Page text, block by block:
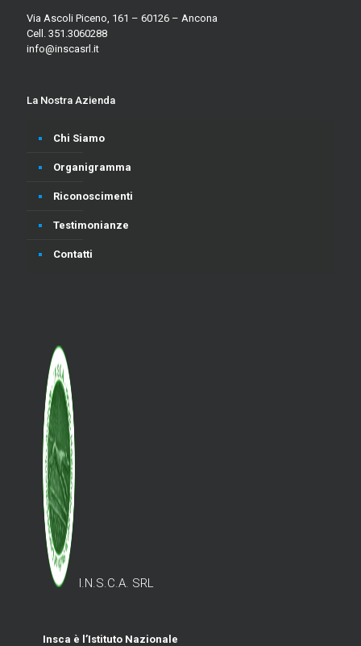
Via Ascoli Piceno, 161 – 60126 – Ancona
Cell. 351.3060288
info@inscasrl.it
La Nostra Azienda
Chi Siamo
Organigramma
Riconoscimenti
Testimonianze
Contatti
I.N.S.C.A. SRL
Insca è l’Istituto Nazionale